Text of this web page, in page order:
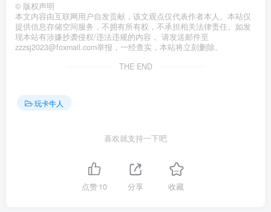
（含）可用。满足条件微信支付选择中国
工商银行信用卡付款可直接抵扣，一次只
发生一次性全额退款，退还客户实际支付
生一次性全额退款，仅退还客户实际支付
© 版权声明
本文内容由互联网用户自发贡献，该文观点仅代表作者本人。本站仅
提供信息存储空间服务，不拥有所有权，不承担相关法律责任。如发
现本站有涉嫌抄袭侵权/违法违规的内容， 请发送邮件至
zzzsj2023@foxmail.com举报，一经查实，本站将立刻删除。
THE END
玩卡牛人
喜欢就支持一下吧
点赞10 分享 收藏